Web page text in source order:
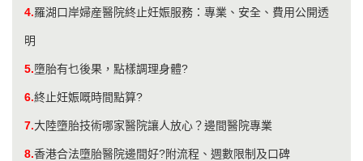
4.羅湖口岸婦産醫院終止妊娠服務：專業、安全、費用公開透
明
5.墮胎有乜後果，點樣調理身體?
6.終止妊娠嘅時間點算?
7.大陸墮胎技術哪家醫院讓人放心？邊間醫院專業
8.香港合法墮胎醫院邊間好?附流程、週數限制及口碑